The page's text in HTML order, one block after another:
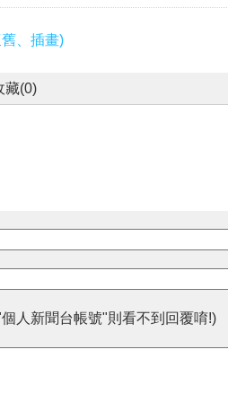
、插畫)
藏(0)
人新聞台帳號"則看不到回覆唷!)